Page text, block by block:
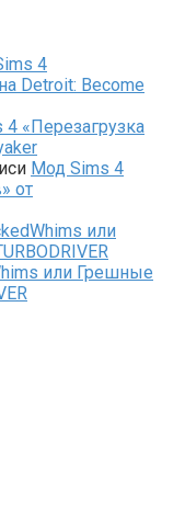
4
Detroit: Become
«Перезагрузка
Мод Sims 4
от
или
или Грешные